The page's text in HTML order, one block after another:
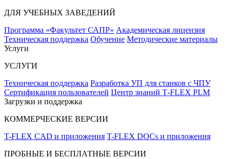
ДЛЯ УЧЕБНЫХ ЗАВЕДЕНИЙ
Программа «Факультет САПР» Академическая лицензия
Техническая поддержка Обучение Методические материалы
Услуги
УСЛУГИ
Техническая поддержка Разработка УП для станков с ЧПУ
Сертификация пользователей Центр знаний T‑FLEX PLM
Загрузки и поддержка
КОММЕРЧЕСКИЕ ВЕРСИИ
T-FLEX CAD и приложения T-FLEX DOCs и приложения
ПРОБНЫЕ И БЕСПЛАТНЫЕ ВЕРСИИ